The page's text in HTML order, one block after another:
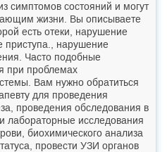
симптомов состояний и могут
жизни. Вы описываете
есть отеки, нарушение
приступа., нарушение
Часто подобные
при проблемах
Вам нужно обратиться
для проведения
проведения обследования в
лабораторные исследования
биохимического анализа
провести УЗИ органов